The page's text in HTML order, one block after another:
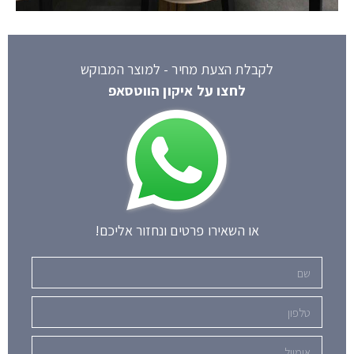
לקבלת הצעת מחיר - למוצר המבוקש
לחצו על איקון הווטסאפ
או השאירו פרטים ונחזור אליכם!
שם
טלפון